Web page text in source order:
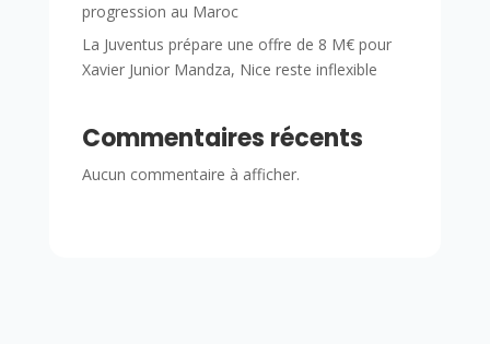
progression au Maroc
La Juventus prépare une offre de 8 M€ pour
Xavier Junior Mandza, Nice reste inflexible
Commentaires récents
Aucun commentaire à afficher.